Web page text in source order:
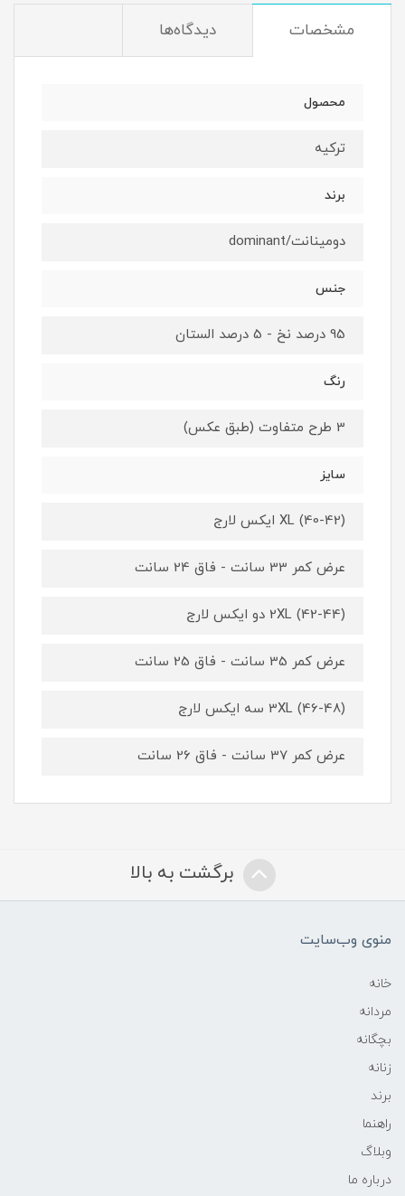
مشخصات دیدگاه‌ها
محصول
ترکیه
برند
دومینانت/dominant
جنس
95 درصد نخ - 5 درصد الستان
رنگ
3 طرح متفاوت (طبق عکس)
سایز
XL (40-42) ایکس لارج
عرض کمر 33 سانت - فاق 24 سانت
2XL (42-44) دو ایکس لارج
عرض کمر 35 سانت - فاق 25 سانت
3XL (46-48) سه ایکس لارج
عرض کمر 37 سانت - فاق 26 سانت
برگشت به بالا
منوی وب‌سایت
خانه
مردانه
بچگانه
زنانه
برند
راهنما
وبلاگ
درباره ما